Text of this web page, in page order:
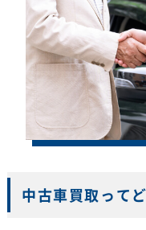
中古車買取って